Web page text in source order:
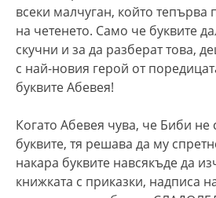
всеки малчуган, който тепърва
на четенето. Само че буквите
скучни и за да разберат това,
с най-новия герой от
буквите Абевея!
Когато Абевея чува, че Биби не
буквите, тя решава да му
накара буквите навсякъде да
книжката с приказки, надписа